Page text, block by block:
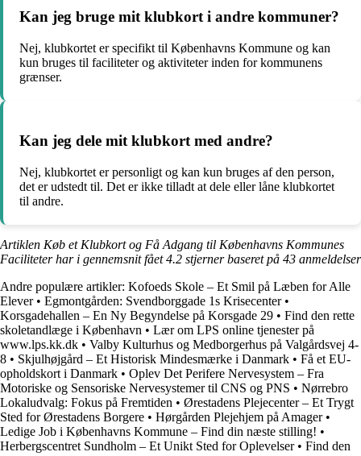
Kan jeg bruge mit klubkort i andre kommuner?
Nej, klubkortet er specifikt til Københavns Kommune og kan
kun bruges til faciliteter og aktiviteter inden for kommunens
grænser.
Kan jeg dele mit klubkort med andre?
Nej, klubkortet er personligt og kan kun bruges af den person,
det er udstedt til. Det er ikke tilladt at dele eller låne klubkortet
til andre.
Artiklen Køb et Klubkort og Få Adgang til Københavns Kommunes
Faciliteter har i gennemsnit fået4.2 stjerner baseret på 43 anmeldelser
Andre populære artikler: Kofoeds Skole – Et Smil på Læben for Alle
Elever• Egmontgården: Svendborggade 1s Krisecenter•
Korsgadehallen – En Ny Begyndelse på Korsgade 29 • Find den rette
skoletandlæge i København • Lær om LPS online tjenester på
www.lps.kk.dk • Valby Kulturhus og Medborgerhus på Valgårdsvej 4-
8 • Skjulhøjgård – Et Historisk Mindesmærke i Danmark • Få et EU-
opholdskort i Danmark • Oplev Det Perifere Nervesystem – Fra
Motoriske og Sensoriske Nervesystemer til CNS og PNS • Nørrebro
Lokaludvalg: Fokus på Fremtiden • Ørestadens Plejecenter – Et Trygt
Sted for Ørestadens Borgere • Hørgården Plejehjem på Amager•
Ledige Job i Københavns Kommune – Find din næste stilling! •
Herbergscentret Sundholm – Et Unikt Sted for Oplevelser• Find den